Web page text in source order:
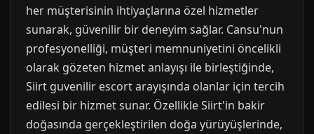
her müşterisinin ihtiyaçlarına özel hizmetler
sunarak, güvenilir bir deneyim sağlar. Cansu'nun
profesyonelliği, müşteri memnuniyetini öncelikli
olarak gözeten hizmet anlayışı ile birleştiğinde,
Siirt guvenilir escort arayışında olanlar için tercih
edilesi bir hizmet sunar. Özellikle Siirt'in bakir
doğasında gerçekleştirilen doğa yürüyüşlerinde,